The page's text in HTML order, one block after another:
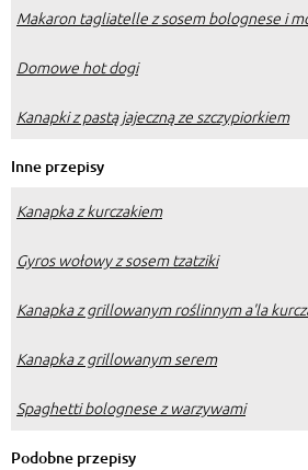
Makaron tagliatelle z sosem bolognese i
Domowe hot dogi
Kanapki z pastą jajeczną ze szczypiorkiem
Inne przepisy
Kanapka z kurczakiem
Gyros wołowy z sosem tzatziki
Kanapka z grillowanym roślinnym a'la
Kanapka z grillowanym serem
Spaghetti bolognese z warzywami
Podobne przepisy